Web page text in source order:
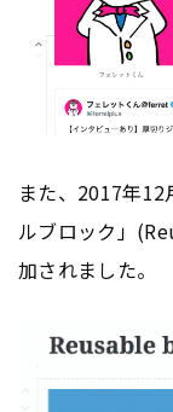
また、2017年
ルブロック」
加されました。